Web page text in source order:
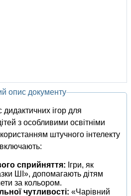
опис документу
ігор для
з особливими освітніми
штучного інтелекту
включають:
сприйняття: Ігри, як
ШІ», допомагають дітям
за кольором.
чутливості: «Чарівний